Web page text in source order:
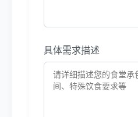
具体需求描述